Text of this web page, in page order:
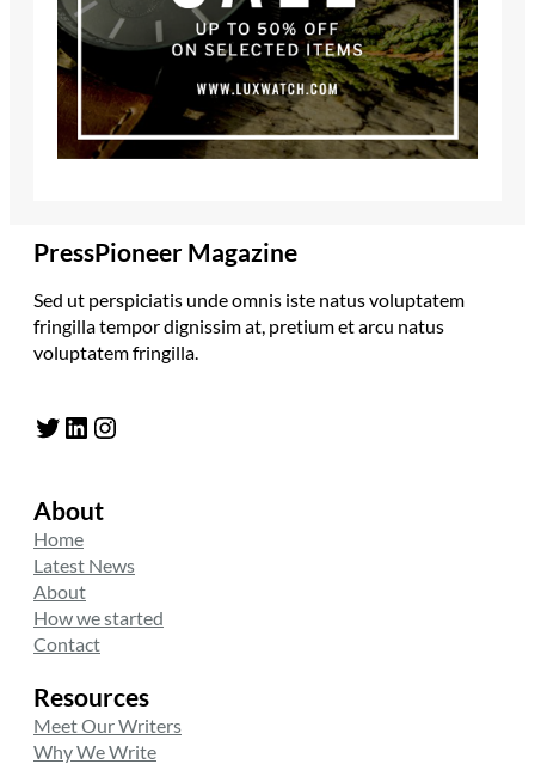
PressPioneer Magazine
Sed ut perspiciatis unde omnis iste natus voluptatem
fringilla tempor dignissim at, pretium et arcu natus
voluptatem fringilla.
Twitter LinkedIn Instagram
About
Home
Latest News
About
How we started
Contact
Resources
Meet Our Writers
Why We Write